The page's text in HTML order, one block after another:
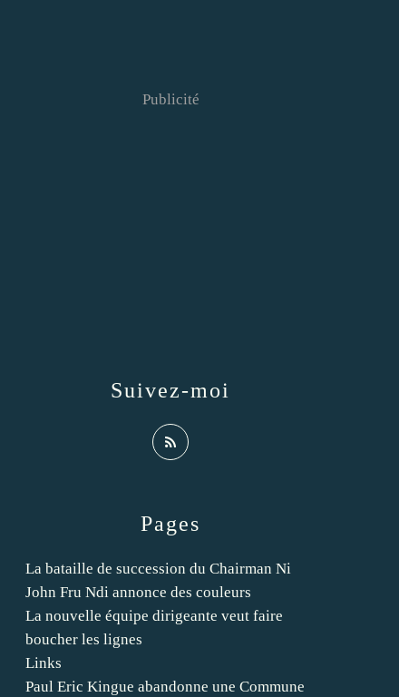
Pages
La bataille de succession du Chairman Ni
John Fru Ndi annonce des couleurs
La nouvelle équipe dirigeante veut faire
boucher les lignes
Links
Paul Eric Kingue abandonne une Commune
Suivez-moi
Publicité